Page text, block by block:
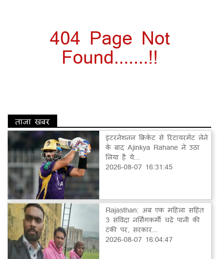
404 Page Not
Found.......!!
ताज़ा खबर
इंटरनेशनल क्रिकेट से रिटायरमेंट लेने
के बाद Ajinkya Rahane ने उठा
लिया है ये...
2026-08-07 16:31:45
Rajasthan: अब एक महिला सहित
3 संविदा नर्सिंगकर्मी चढ़े पानी की
टंकी पर, सरकार...
2026-08-07 16:04:47